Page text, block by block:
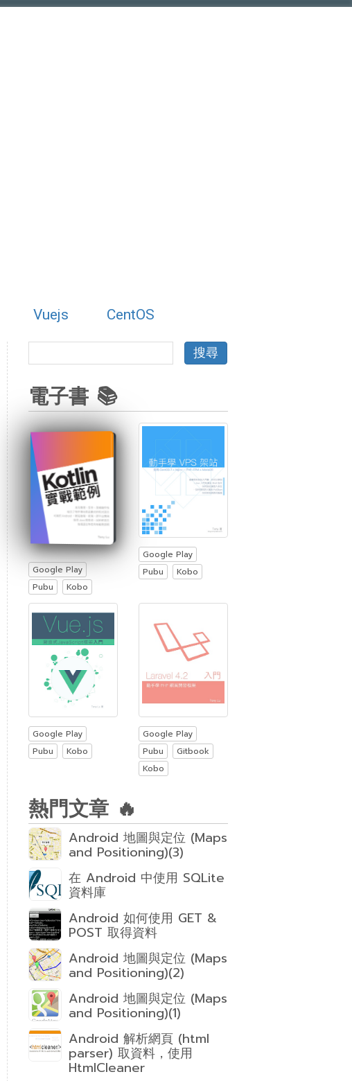
Vuejs CentOS
電子書 📚
Google Play
Pubu
Kobo
Google Play
Pubu
Kobo
Google Play
Pubu
Kobo
Google Play
Pubu
Gitbook
Kobo
熱門文章 🔥
Android 地圖與定位 (Maps
and Positioning)(3)
在 Android 中使用 SQLite
資料庫
Android 如何使用 GET &
POST 取得資料
Android 地圖與定位 (Maps
and Positioning)(2)
Android 地圖與定位 (Maps
and Positioning)(1)
Android 解析網頁 (html
parser) 取資料，使用
HtmlCleaner